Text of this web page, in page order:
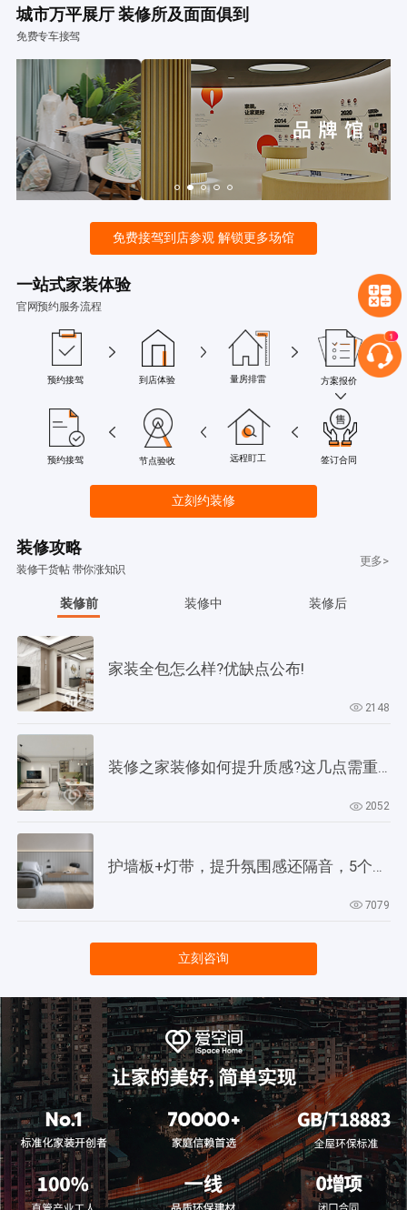
城市万平展厅 装修所及面面俱到
免费专车接驾
免费接驾到店参观 解锁更多场馆
一站式家装体验
官网预约服务流程
预约接驾 到店体验 量房排雷 方案报价
预约接驾 节点验收 远程盯工 签订合同
立刻约装修
装修攻略
装修干货帖 带你涨知识
更多>
装修前 装修中 装修后
家装全包怎么样?优缺点公布!
2148
装修之家装修如何提升质感?这几点需重视起来
2052
7079
立刻咨询